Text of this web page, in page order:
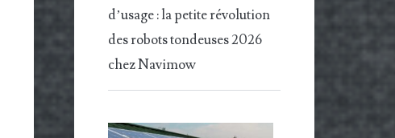
d’usage : la petite révolution
des robots tondeuses 2026
chez Navimow